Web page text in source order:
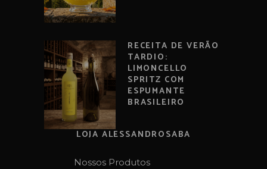
RECEITA DE VERÃO
TARDIO:
LIMONCELLO
SPRITZ COM
ESPUMANTE
BRASILEIRO
LOJA ALESSANDROSABA
Nossos Produtos